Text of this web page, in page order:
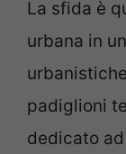
La sfida è
urbana in
padiglioni
dedicato